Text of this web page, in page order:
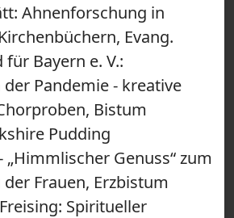
Ahnenforschung in
Evang.
Bayern e. V.:
Pandemie - kreative
Bistum
Pudding
Genuss“ zum
Frauen, Erzbistum
Spiritueller